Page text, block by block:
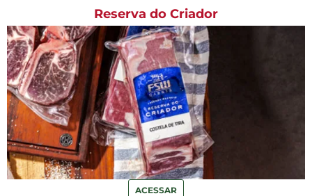
Reserva do Criador
ACESSAR